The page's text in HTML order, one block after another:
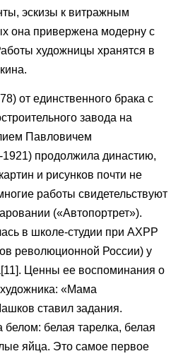
эскизы к витражным
она привержена модерну с
художницы хранятся в
от единственного брака с
завода на
Павловичем
продолжила династию,
и рисунков почти не
работы свидетельствуют
(«Автопортрет»).
в школе-студии при АХРР
революционной России) у
Ценны ее воспоминания о
«Мама
ставил задания.
белая тарелка, белая
яйца. Это самое первое